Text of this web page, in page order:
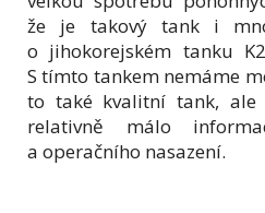
že je takový tank i
o jihokorejském tanku
S tímto tankem nemáme
to také kvalitní tank, ale
relativně málo
a operačního nasazení.